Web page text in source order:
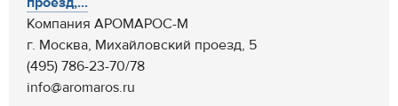
Компания АРОМАРОС-М
г. Москва, Михайловский проезд, 5
(495) 786-23-70/78
info@aromaros.ru